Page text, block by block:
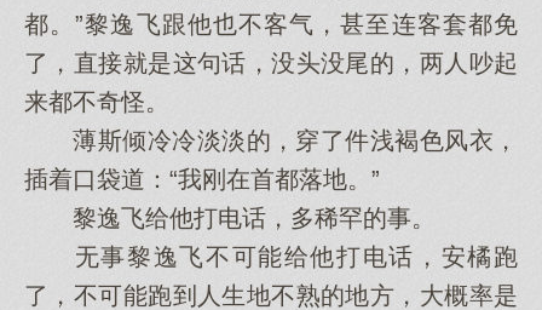
都。”黎逸飞跟他也不客气，甚至连客套都免
了，直接就是这句话，没头没尾的，两人吵起
来都不奇怪。
薄斯倾冷冷淡淡的，穿了件浅褐色风衣，
插着口袋道：“我刚在首都落地。”
黎逸飞给他打电话，多稀罕的事。
无事黎逸飞不可能给他打电话，安橘跑
了，不可能跑到人生地不熟的地方，大概率是